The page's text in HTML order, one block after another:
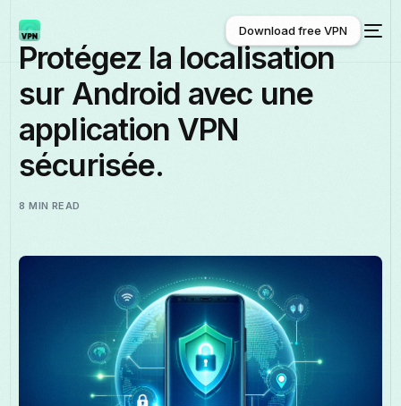
Français
Download free VPN
Download free VPN
Protégez la localisation
sur Android avec une
application VPN
sécurisée.
8 MIN READ